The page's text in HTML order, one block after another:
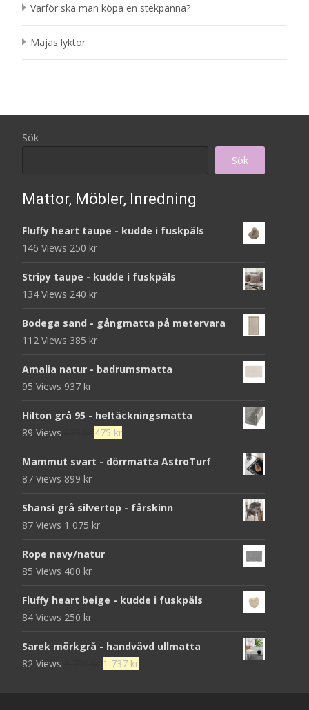
Varför ska man köpa en stekpanna?
Majas lyktor
Sök
Sök
Mattor, Möbler, Inredning
Fluffy heart taupe - kudde i fuskpäls
146 Views 250 kr
Stripy taupe - kudde i fuskpäls
134 Views 240 kr
Bodega sand - gångmatta på metervara
112 Views 385 kr
Amalia natur - badrumsmatta
95 Views 937 kr
Hilton grå 95 - heltäckningsmatta
89 Views
Det
priset
475 krDet
priset
475 kr.
Mammut svart - dörrmatta AstroTurf
87 Views 899 kr
Shansi grå silvertop - fårskinn
87 Views 1 075 kr
Rope navy/natur
85 Views 400 kr
Fluffy heart beige - kudde i fuskpäls
84 Views 250 kr
Sarek mörkgrå - handvävd ullmatta
82 Views
Det
1 737 krDet